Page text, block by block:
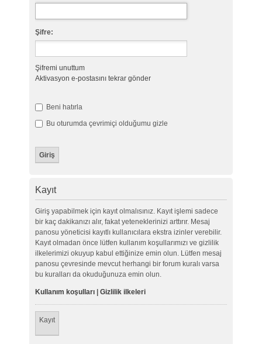
Şifre:
Şifremi unuttum
Aktivasyon e-postasını tekrar gönder
Beni hatırla
Bu oturumda çevrimiçi olduğumu gizle
Kayıt
Giriş yapabilmek için kayıt olmalısınız. Kayıt işlemi sadece
bir kaç dakikanızı alır, fakat yeteneklerinizi arttırır. Mesaj
panosu yöneticisi kayıtlı kullanıcılara ekstra izinler verebilir.
Kayıt olmadan önce lütfen kullanım koşullarımızı ve gizlilik
ilkelerimizi okuyup kabul ettiğinize emin olun. Lütfen mesaj
panosu çevresinde mevcut herhangi bir forum kuralı varsa
bu kuralları da okuduğunuza emin olun.
Kullanım koşulları| Gizlilik ilkeleri
Kayıt